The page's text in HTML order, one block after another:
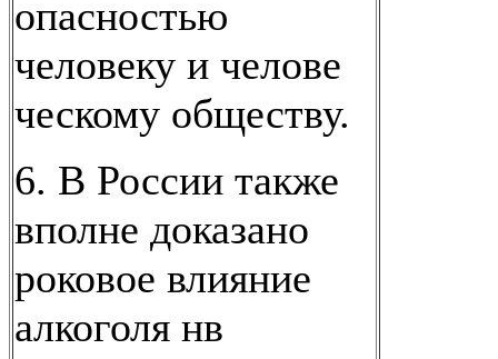
опасностью
человеку и челове
ческому обществу.
6. В России также
вполне доказано
роковое влияние
алкоголя нв